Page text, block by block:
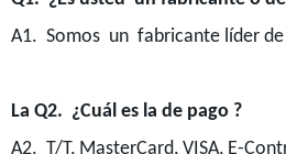
A1. Somos un fabricante líder
La Q2. ¿Cuál es la de pago ?
A2. T/T, MasterCard, VISA, E-